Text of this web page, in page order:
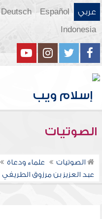
عربي Español
Deutsch
Indonesia
الصوتيات
الصوتيات علماء ودعاة
عبد العزيز بن مرزوق الطريفي